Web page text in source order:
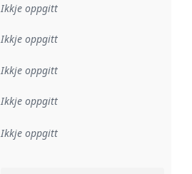
Ikkje oppgitt
Ikkje oppgitt
Ikkje oppgitt
Ikkje oppgitt
Ikkje oppgitt